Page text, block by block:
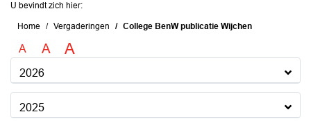
U bevindt zich hier:
Home Vergaderingen College BenW publicatie Wijchen
A A A
2026
2025